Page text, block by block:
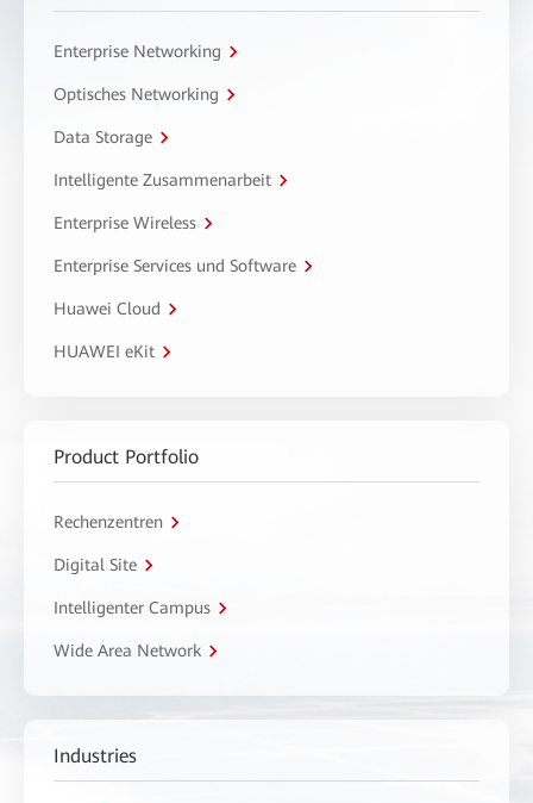
Enterprise Networking
Optisches Networking
Data Storage
Intelligente Zusammenarbeit
Enterprise Wireless
Enterprise Services und Software
Huawei Cloud
HUAWEI eKit
Product Portfolio
Rechenzentren
Digital Site
Intelligenter Campus
Wide Area Network
Industries